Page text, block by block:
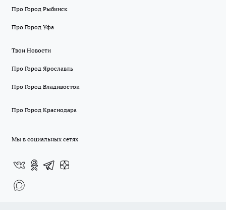
Про Город Рыбинск
Про Город Уфа
Твои Новости
Про Город Ярославль
Про Город Владивосток
Про Город Краснодара
Мы в социальных сетях